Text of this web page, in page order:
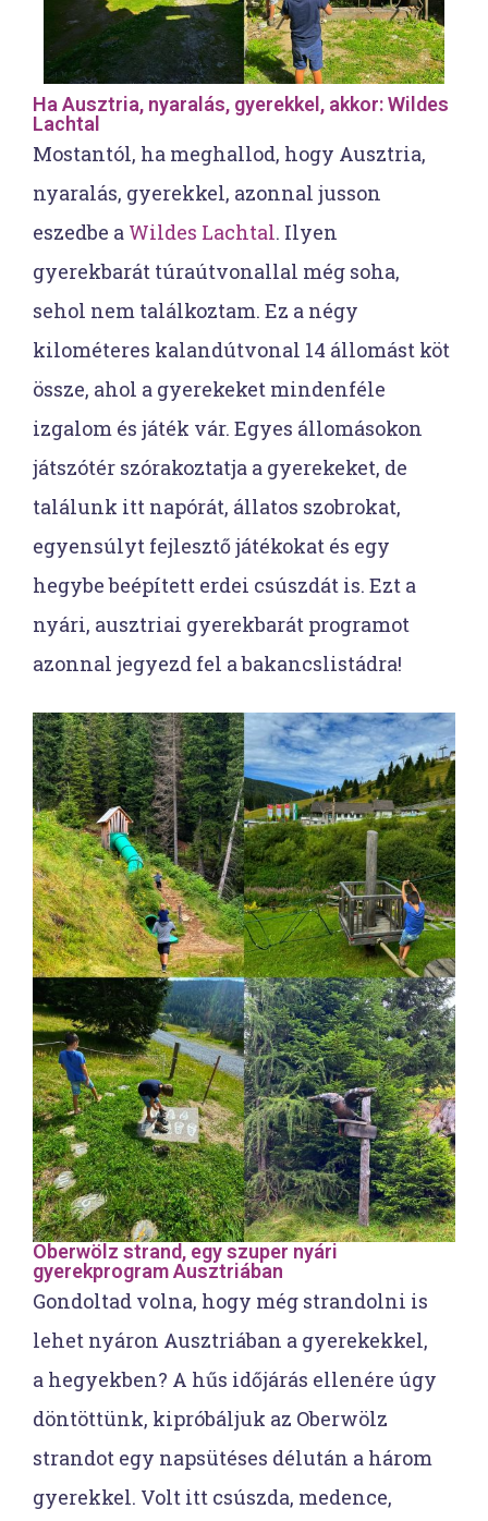
Ha Ausztria, nyaralás, gyerekkel, akkor: Wildes
Lachtal
Mostantól, ha meghallod, hogy Ausztria,
nyaralás, gyerekkel, azonnal jusson
eszedbe a Wildes Lachtal. Ilyen
gyerekbarát túraútvonallal még soha,
sehol nem találkoztam. Ez a négy
kilométeres kalandútvonal 14 állomást köt
össze, ahol a gyerekeket mindenféle
izgalom és játék vár. Egyes állomásokon
játszótér szórakoztatja a gyerekeket, de
találunk itt napórát, állatos szobrokat,
egyensúlyt fejlesztő játékokat és egy
hegybe beépített erdei csúszdát is. Ezt a
nyári, ausztriai gyerekbarát programot
azonnal jegyezd fel a bakancslistádra!
Oberwölz strand, egy szuper nyári
gyerekprogram Ausztriában
Gondoltad volna, hogy még strandolni is
lehet nyáron Ausztriában a gyerekekkel,
a hegyekben? A hűs időjárás ellenére úgy
döntöttünk, kipróbáljuk az Oberwölz
strandot egy napsütéses délután a három
gyerekkel. Volt itt csúszda, medence,